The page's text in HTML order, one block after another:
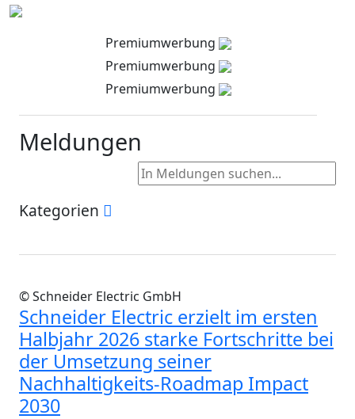
Premiumwerbung
Premiumwerbung
Premiumwerbung
Meldungen
Kategorien
© Schneider Electric GmbH
Schneider Electric erzielt im ersten
Halbjahr 2026 starke Fortschritte bei
der Umsetzung seiner
Nachhaltigkeits-Roadmap Impact
2030